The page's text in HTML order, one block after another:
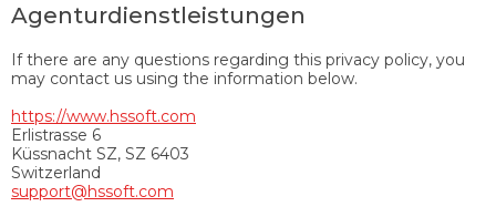
Agenturdienstleistungen
If there are any questions regarding this privacy policy, you
may contact us using the information below.
https://www.hssoft.com
Erlistrasse 6
Küssnacht SZ, SZ 6403
Switzerland
support@hssoft.com​